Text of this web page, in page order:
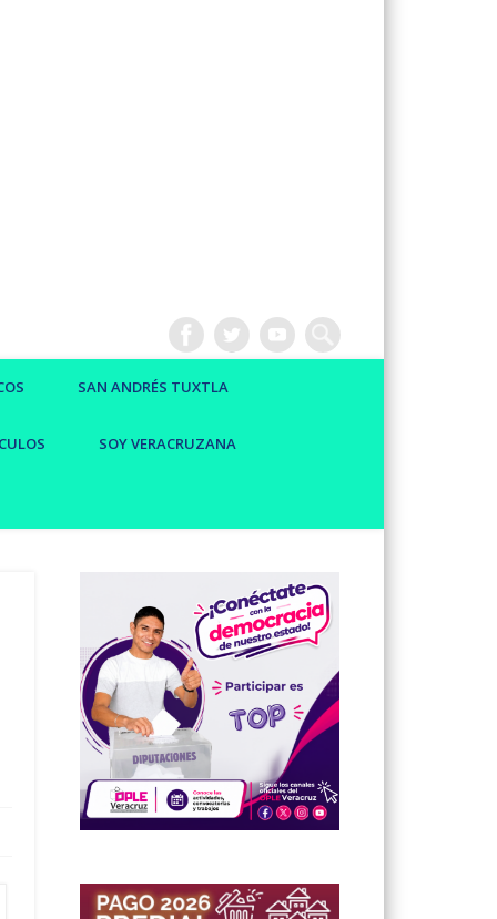
SAN ANDRÉS TUXTLA
SOY VERACRUZANA